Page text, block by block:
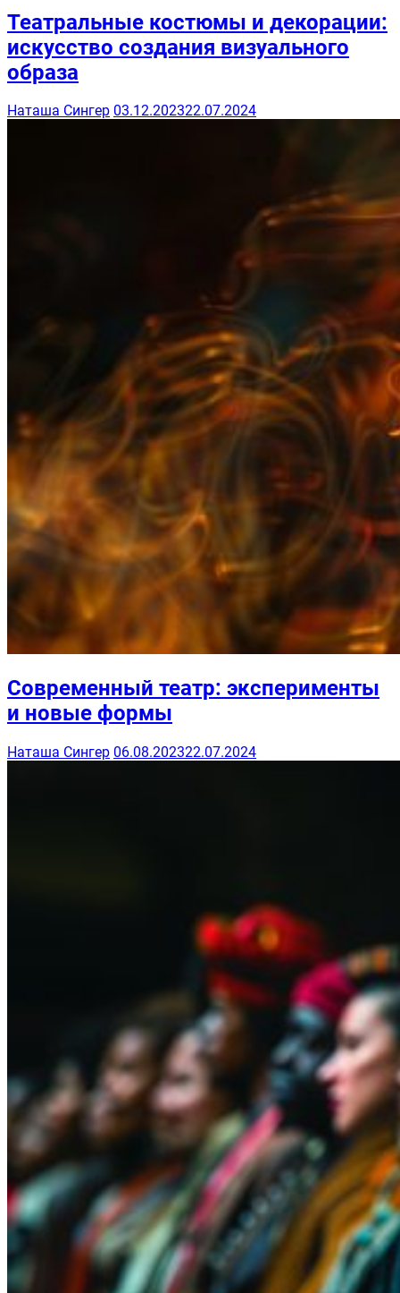
Театральные костюмы и декорации:
искусство создания визуального
образа
Наташа Сингер 03.12.202322.07.2024
Современный театр: эксперименты
и новые формы
Наташа Сингер 06.08.202322.07.2024